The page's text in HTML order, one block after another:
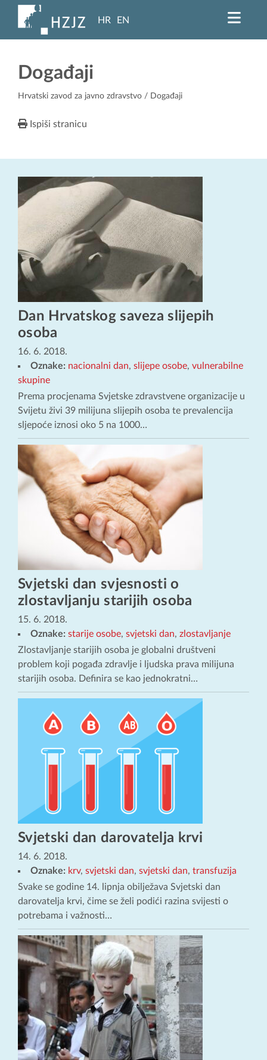
HR EN
Događaji
Hrvatski zavod za javno zdravstvo / Događaji
Ispiši stranicu
Dan Hrvatskog saveza slijepih
osoba
16. 6. 2018.
Oznake: nacionalni dan, slijepe osobe, vulnerabilne
skupine
Prema procjenama Svjetske zdravstvene organizacije u
Svijetu živi 39 milijuna slijepih osoba te prevalencija
sljepoće iznosi oko 5 na 1000…
Svjetski dan svjesnosti o
zlostavljanju starijih osoba
15. 6. 2018.
Oznake: starije osobe, svjetski dan, zlostavljanje
Zlostavljanje starijih osoba je globalni društveni
problem koji pogađa zdravlje i ljudska prava milijuna
starijih osoba. Definira se kao jednokratni…
Svjetski dan darovatelja krvi
14. 6. 2018.
Oznake: krv, svjetski dan, svjetski dan, transfuzija
Svake se godine 14. lipnja obilježava Svjetski dan
darovatelja krvi, čime se želi podići razina svijesti o
potrebama i važnosti…